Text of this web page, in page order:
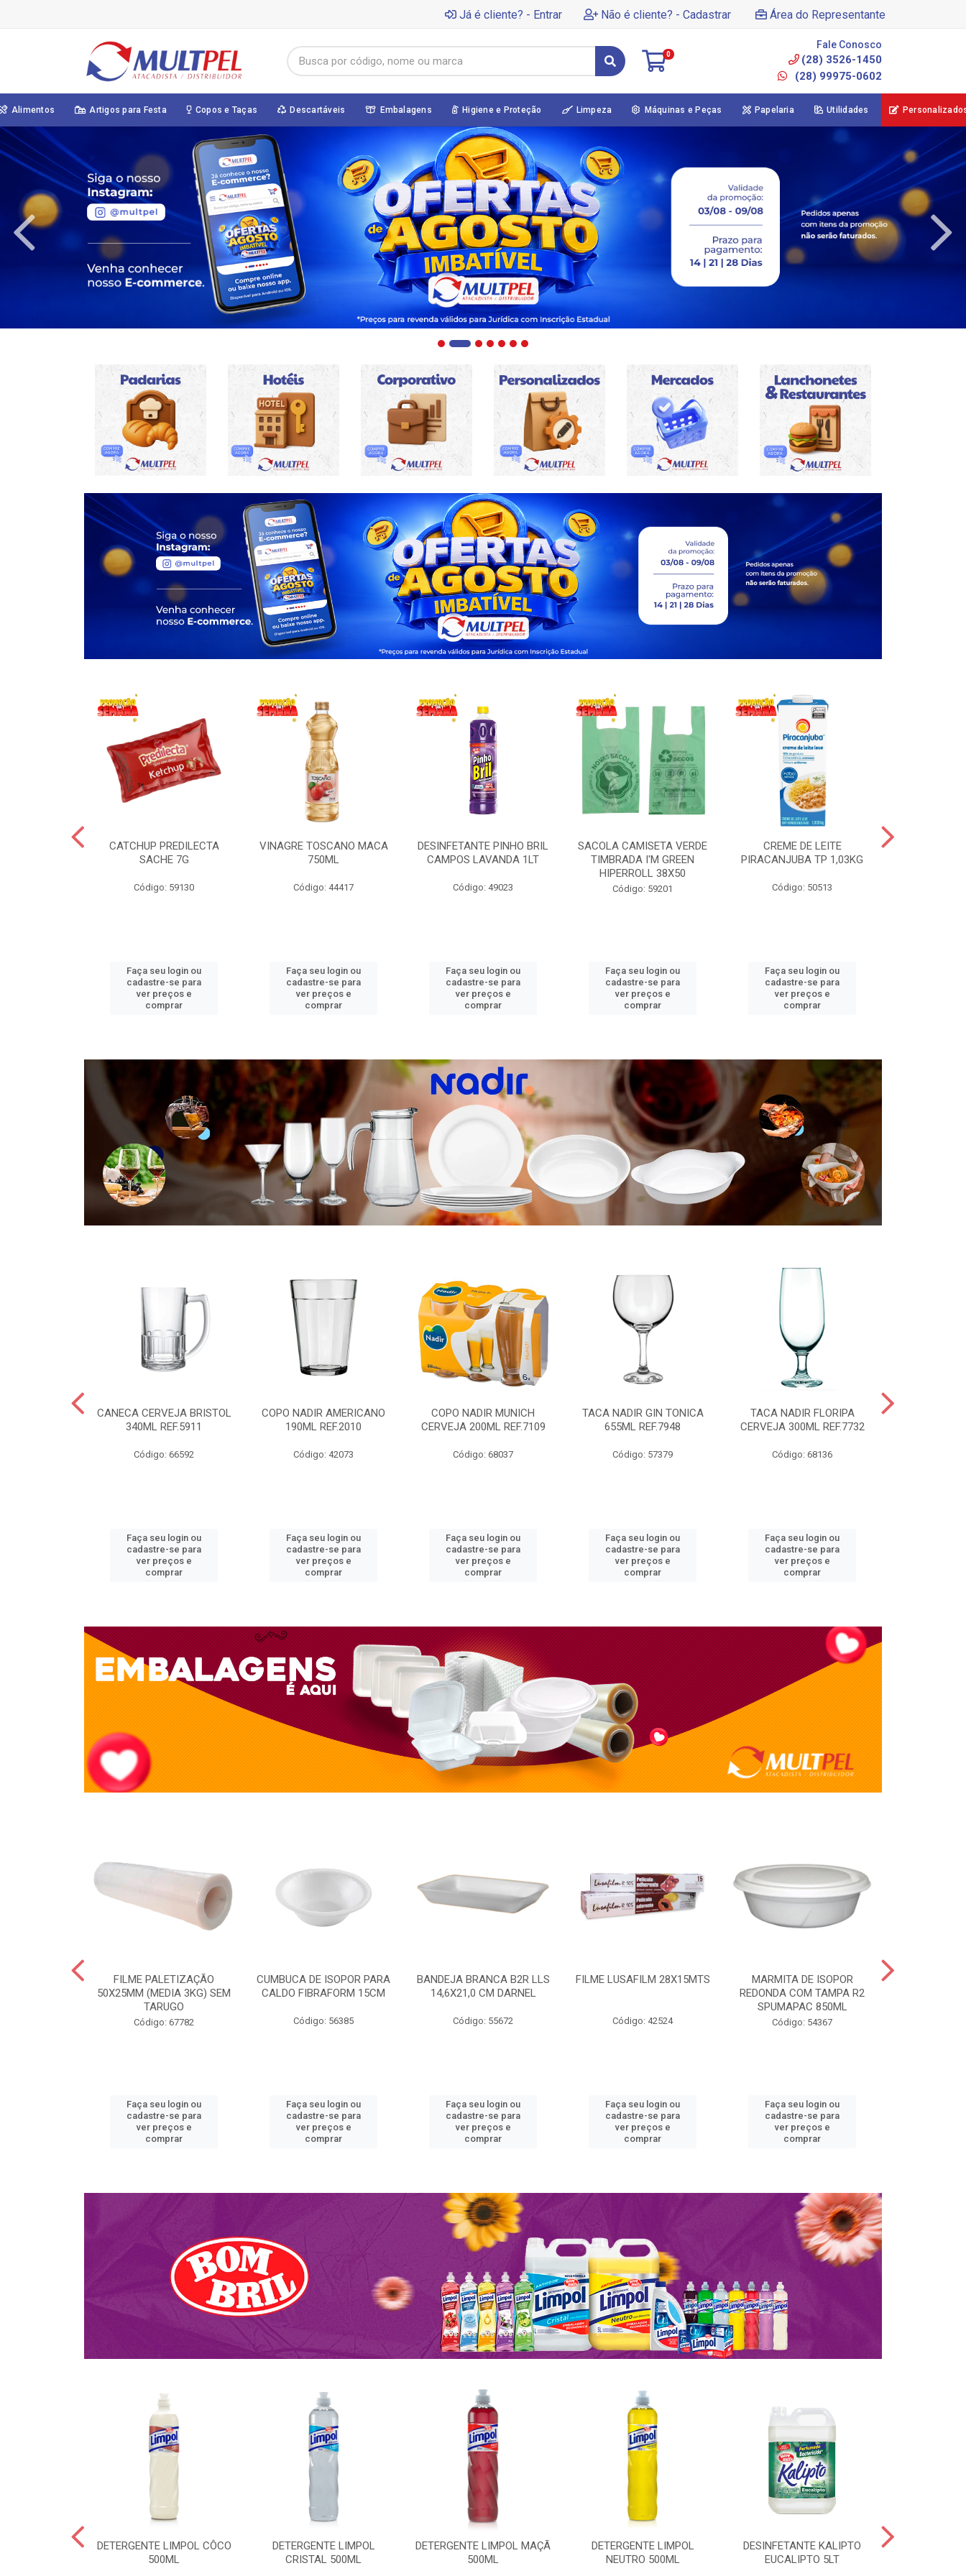
Já é cliente? - Entrar Não é cliente? - Cadastrar Área do Representante
0
Fale Conosco
(28) 3526-1450
(28) 99975-0602
Alimentos Artigos para Festa Copos e Taças Descartáveis Embalagens Higiene e Proteção Limpeza Máquinas e Peças Papelaria Utilidades
CATCHUP PREDILECTA
SACHE 7G
Código: 59130
Faça seu login ou
cadastre-se para
ver preços e
comprar
VINAGRE TOSCANO MACA
750ML
Código: 44417
Faça seu login ou
cadastre-se para
ver preços e
comprar
DESINFETANTE PINHO BRIL
CAMPOS LAVANDA 1LT
Código: 49023
Faça seu login ou
cadastre-se para
ver preços e
comprar
SACOLA CAMISETA VERDE
TIMBRADA I'M GREEN
HIPERROLL 38X50
Código: 59201
Faça seu login ou
cadastre-se para
ver preços e
comprar
CREME DE LEITE
PIRACANJUBA TP 1,03KG
Código: 50513
Faça seu login ou
cadastre-se para
ver preços e
comprar
CANECA CERVEJA BRISTOL
340ML REF.5911
Código: 66592
Faça seu login ou
cadastre-se para
ver preços e
comprar
COPO NADIR AMERICANO
190ML REF.2010
Código: 42073
Faça seu login ou
cadastre-se para
ver preços e
comprar
COPO NADIR MUNICH
CERVEJA 200ML REF.7109
Código: 68037
Faça seu login ou
cadastre-se para
ver preços e
comprar
TACA NADIR GIN TONICA
655ML REF.7948
Código: 57379
Faça seu login ou
cadastre-se para
ver preços e
comprar
TACA NADIR FLORIPA
CERVEJA 300ML REF.7732
Código: 68136
Faça seu login ou
cadastre-se para
ver preços e
comprar
FILME PALETIZAÇÃO
50X25MM (MEDIA 3KG) SEM
TARUGO
Código: 67782
Faça seu login ou
cadastre-se para
ver preços e
comprar
CUMBUCA DE ISOPOR PARA
CALDO FIBRAFORM 15CM
Código: 56385
Faça seu login ou
cadastre-se para
ver preços e
comprar
BANDEJA BRANCA B2R LLS
14,6X21,0 CM DARNEL
Código: 55672
Faça seu login ou
cadastre-se para
ver preços e
comprar
FILME LUSAFILM 28X15MTS
Código: 42524
Faça seu login ou
cadastre-se para
ver preços e
comprar
MARMITA DE ISOPOR
REDONDA COM TAMPA R2
SPUMAPAC 850ML
Código: 54367
Faça seu login ou
cadastre-se para
ver preços e
comprar
DETERGENTE LIMPOL CÔCO
500ML
DETERGENTE LIMPOL
CRISTAL 500ML
DETERGENTE LIMPOL MAÇÃ
500ML
DETERGENTE LIMPOL
NEUTRO 500ML
DESINFETANTE KALIPTO
EUCALIPTO 5LT